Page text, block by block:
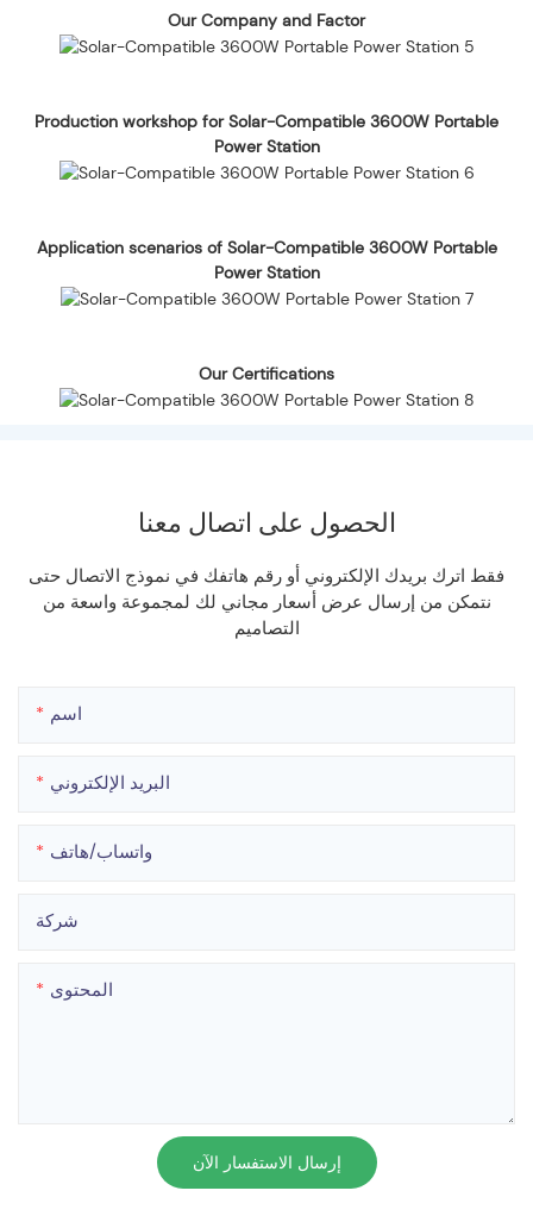
Our Company and Factor
Production workshop for Solar-Compatible 3600W Portable
Power Station
Application scenarios of Solar-Compatible 3600W Portable
Power Station
Our Certifications
الحصول على اتصال معنا
فقط اترك بريدك الإلكتروني أو رقم هاتفك في نموذج الاتصال حتى
نتمكن من إرسال عرض أسعار مجاني لك لمجموعة واسعة من
التصاميم
اسم
البريد الإلكتروني
واتساب/هاتف
شركة
المحتوى
إرسال الاستفسار الآن